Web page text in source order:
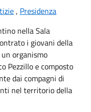
, Presidenza
nella Sala
i giovani della
organismo
Pezzillo e composto
dai compagni di
nel territorio della